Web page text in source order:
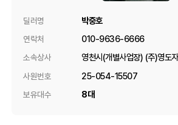
딜러명 박중호
연락처 010-9636-6666
소속상사 영천시(개별사업장) (주)영도
사원번호 25-054-15507
보유대수 8대